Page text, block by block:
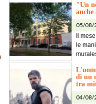
"Un
05/08/
Il
le
di un
tra
04/08/